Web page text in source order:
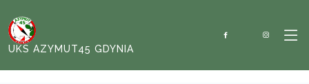
UKS AZYMUT45 GDYNIA